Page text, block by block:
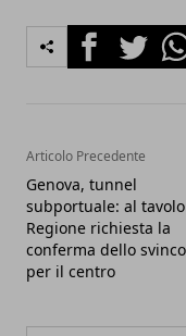
FacebookTwitter
Articolo Precedente
Genova, tunnel
subportuale: al
Regione richiesta la
conferma dello
per il centro